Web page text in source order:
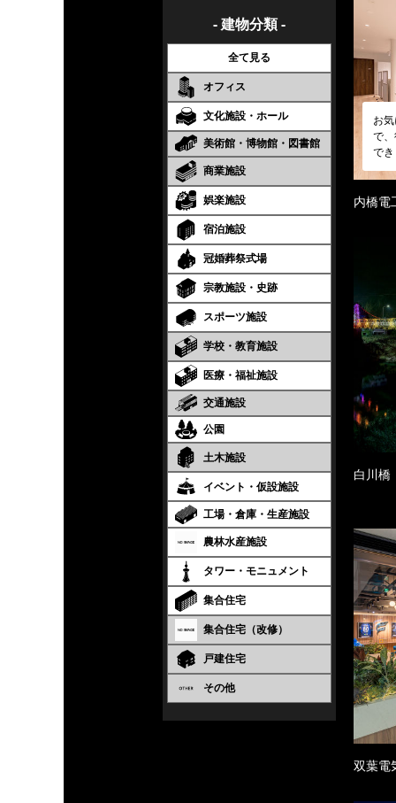
- 建物分類 -
全て見る
オフィス
文化施設・ホール
美術館・博物館・図書館
商業施設
娯楽施設
宿泊施設
冠婚葬祭式場
宗教施設・史跡
スポーツ施設
学校・教育施設
医療・福祉施設
交通施設
公園
土木施設
イベント・仮設施設
工場・倉庫・生産施設
農林水産施設
タワー・モニュメント
集合住宅
集合住宅（改修）
戸建住宅
その他
お
で
で
内橋電
白川橋
双葉電